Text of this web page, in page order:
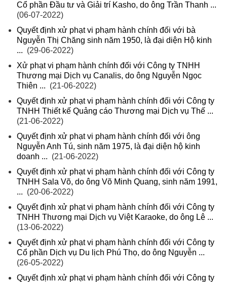
Cổ phần Đầu tư và Giải trí Kasho, do ông Trần Thanh ...
(06-07-2022)
Quyết định xử phạt vi phạm hành chính đối với bà
Nguyễn Thị Chăng sinh năm 1950, là đại diện Hộ kinh
... (29-06-2022)
Xử phạt vi phạm hành chính đối với Công ty TNHH
Thương mại Dịch vụ Canalis, do ông Nguyễn Ngọc
Thiên ... (21-06-2022)
Quyết định xử phạt vi phạm hành chính đối với Công ty
TNHH Thiết kế Quảng cáo Thương mại Dịch vụ Thế ...
(21-06-2022)
Quyết định xử phạt vi phạm hành chính đối với ông
Nguyễn Anh Tú, sinh năm 1975, là đại diện hộ kinh
doanh ... (21-06-2022)
Quyết định xử phạt vi phạm hành chính đối với Công ty
TNHH Sala Võ, do ông Võ Minh Quang, sinh năm 1991,
... (20-06-2022)
Quyết định xử phạt vi phạm hành chính đối với Công ty
TNHH Thương mại Dịch vụ Việt Karaoke, do ông Lê ...
(13-06-2022)
Quyết định xử phạt vi phạm hành chính đối với Công ty
Cổ phần Dịch vụ Du lịch Phú Thọ, do ông Nguyễn ...
(26-05-2022)
Quyết định xử phạt vi phạm hành chính đối với Công ty